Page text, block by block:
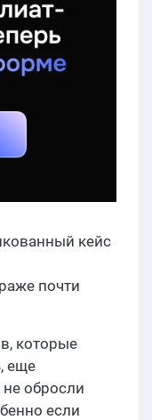
кейс
почти
которые
еще
обросли
если